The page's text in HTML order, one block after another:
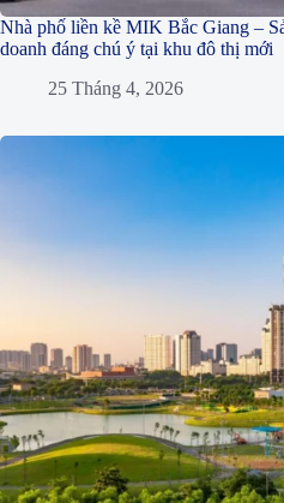
Nhà phố liền kề MIK Bắc Giang –
doanh đáng chú ý tại khu đô thị mới
25 Tháng 4, 2026